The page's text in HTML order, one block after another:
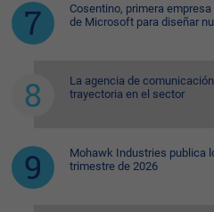
Cosentino, primera
de Microsoft para diseñar
La agencia de
trayectoria en el sector
Mohawk Industries publica
trimestre de 2026